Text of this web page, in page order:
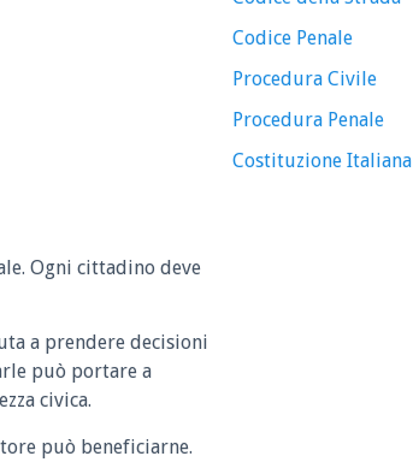
Ogni cittadino deve
a prendere decisioni
può portare a
civica.
può beneficiarne.
Codice Penale
Procedura Civile
Procedura Penale
Costituzione Italiana